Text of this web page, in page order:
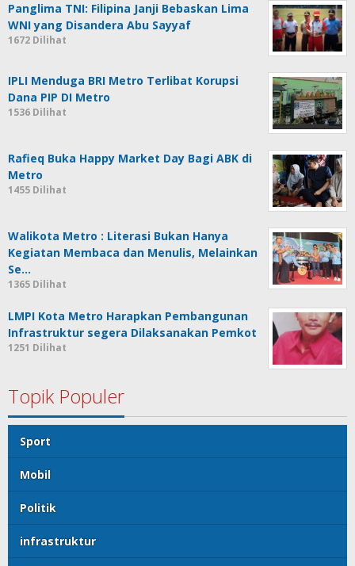
Panglima TNI: Filipina Janji Bebaskan Lima
WNI yang Disandera Abu Sayyaf
1672 Dilihat
IPLI Menduga BRI Metro Terlibat Korupsi
Dana PIP DI Metro
1536 Dilihat
Rafieq Buka Happy Market Day Bagi ABK di
Metro
1455 Dilihat
Walikota Metro : Literasi Bukan Hanya
Kegiatan Membaca dan Menulis, Melainkan
Se…
1365 Dilihat
LMPI Kota Metro Harapkan Pembangunan
Infrastruktur segera Dilaksanakan Pemkot
1251 Dilihat
Topik Populer
Sport
Mobil
Politik
infrastruktur